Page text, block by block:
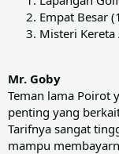
Empat Besar
Misteri
Mr. Goby
Teman lama Poirot
penting yang
Tarifnya sangat
mampu